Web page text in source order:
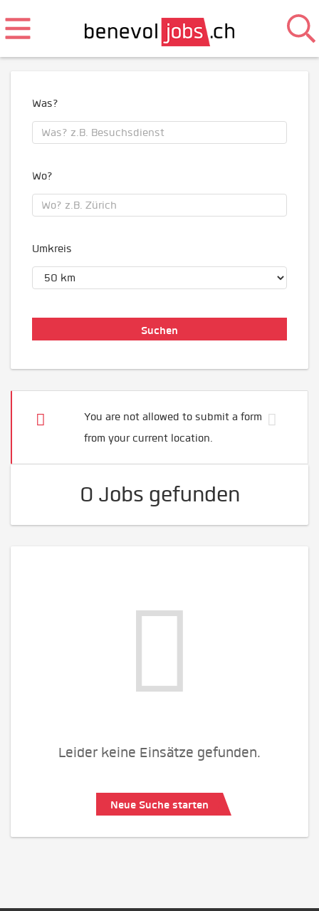
Was?
Wo?
Umkreis
You are not allowed to submit a form
from your current location.
0 Jobs gefunden
Leider keine Einsätze gefunden.
Neue Suche starten